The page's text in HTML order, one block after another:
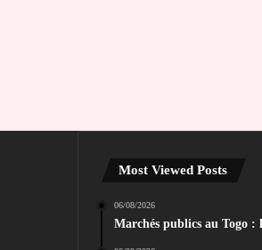
Most Viewed Posts
06/08/2026
Marchés publics au Togo :